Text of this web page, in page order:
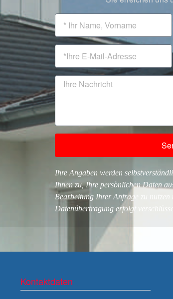
Ihre Angaben werden
Ihnen zu, Ihre persönlichen Daten
Bearbeitung Ihrer Anfrage zu
Datenübertragung erfolgt
Kontaktdaten